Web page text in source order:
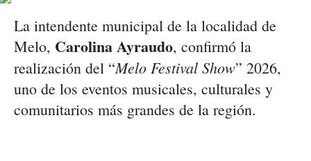
La intendente municipal de la localidad de
Melo, Carolina Ayraudo, confirmó la
realización del “Melo Festival Show” 2026,
uno de los eventos musicales, culturales y
comunitarios más grandes de la región.